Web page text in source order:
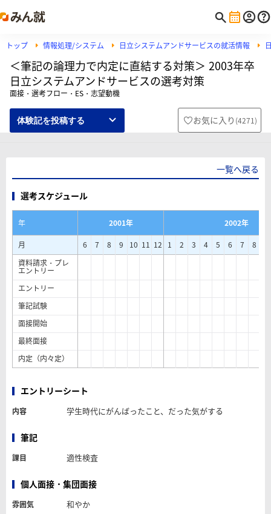
トップ 情報処理/システム 日立システムアンドサービスの就活情報
＜筆記の論理力で内定に直結する対策＞ 2003年卒
日立システムアンドサービスの選考対策
面接・選考フロー・ES・志望動機
体験記を投稿する お気に入り (4271)
一覧へ戻る
選考スケジュール
年 2001年
2002年
月
6 7 8 9 10 11 12 1 2 3 4 5 6 7 8
資料請求・プレ
エントリー
エントリー
筆記試験
面接開始
最終面接
内定（内々定）
エントリーシート
内容 学生時代にがんばったこと、だった気がする
筆記
課目 適性検査
個人面接・集団面接
雰囲気 和やか